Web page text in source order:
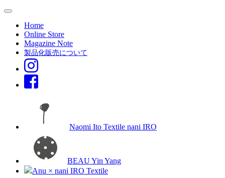
Home
Online Store
Magazine Note
製品化販売について
Naomi Ito Textile nani IRO
BEAU Yin Yang
Anu × nani IRO Textile